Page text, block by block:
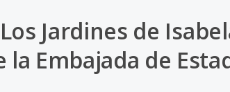
Jardines de
Embajada de